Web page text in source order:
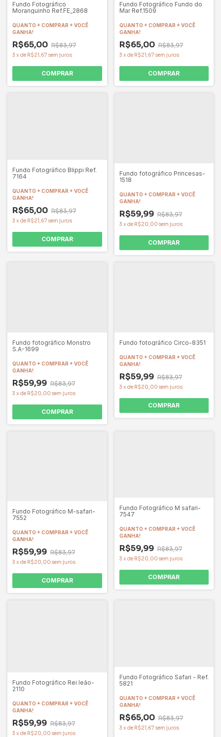
Fundo Fotográfico
Moranguinho Ref.FE_2868
QUANTO + COMPRAR + VOCÊ
GANHA!
R$65,00 R$83,97
3 x de R$21,67 sem juros
COMPRAR
Fundo Fotográfico Fundo do
Mar Ref.1509
QUANTO + COMPRAR + VOCÊ
GANHA!
R$65,00 R$83,97
3 x de R$21,67 sem juros
COMPRAR
Fundo Fotográfico Blippi Ref.
7164
QUANTO + COMPRAR + VOCÊ
GANHA!
R$65,00 R$83,97
3 x de R$21,67 sem juros
COMPRAR
Fundo fotográfico Princesas-
1518
QUANTO + COMPRAR + VOCÊ
GANHA!
R$59,99 R$83,97
3 x de R$20,00 sem juros
COMPRAR
Fundo fotográfico Monstro
S.A-1699
QUANTO + COMPRAR + VOCÊ
GANHA!
R$59,99 R$83,97
3 x de R$20,00 sem juros
COMPRAR
Fundo fotográfico Circo-8351
QUANTO + COMPRAR + VOCÊ
GANHA!
R$59,99 R$83,97
3 x de R$20,00 sem juros
COMPRAR
Fundo Fotográfico M-safari-
7552
QUANTO + COMPRAR + VOCÊ
GANHA!
R$59,99 R$83,97
3 x de R$20,00 sem juros
COMPRAR
Fundo Fotográfico M safari-
7547
QUANTO + COMPRAR + VOCÊ
GANHA!
R$59,99 R$83,97
3 x de R$20,00 sem juros
COMPRAR
Fundo Fotográfico Rei leão-
2110
QUANTO + COMPRAR + VOCÊ
GANHA!
R$59,99 R$83,97
3 x de R$20,00 sem juros
Fundo Fotográfico Safari - Ref.
5821
QUANTO + COMPRAR + VOCÊ
GANHA!
R$65,00 R$83,97
3 x de R$21,67 sem juros